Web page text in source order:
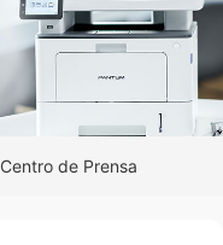
Centro de Prensa